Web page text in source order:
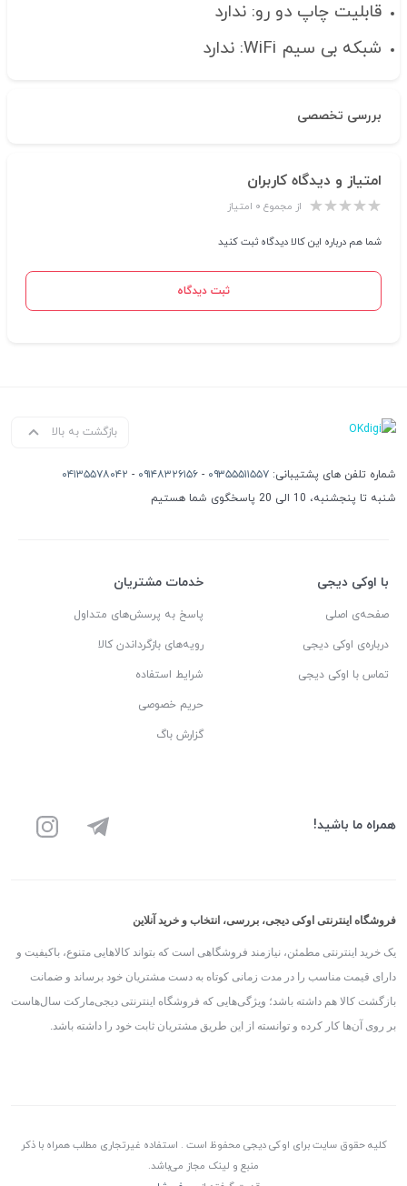
قابلیت چاپ دو رو: ندارد
شبکه بی سیم WiFi: ندارد
بررسی تخصصی
امتیاز و دیدگاه کاربران
از مجموع ۰ امتیاز
شما هم درباره این کالا دیدگاه ثبت کنید
ثبت دیدگاه
بازگشت به بالا
شماره تلفن های پشتیبانی: ۰۹۳۵۵۵۱۱۵۵۷ - ۰۹۱۴۸۳۲۶۱۵۶ - ۰۴۱۳۵۵۷۸۰۴۲
شنبه تا پنجشنبه، 10 الی 20 پاسخگوی شما هستیم
با اوکی دیجی
صفحه‌ی اصلی
درباره‌ی اوکی دیجی
تماس با اوکی دیجی
خدمات مشتریان
پاسخ به پرسش‌های متداول
رویه‌های بازگرداندن کالا
شرایط استفاده
حریم خصوصی
گزارش باگ
همراه ما باشید!
فروشگاه اینترنتی اوکی دیجی، بررسی، انتخاب و خرید آنلاین
یک خرید اینترنتی مطمئن، نیازمند فروشگاهی است که بتواند کالاهایی متنوع، باکیفیت و
دارای قیمت مناسب را در مدت زمانی کوتاه به دست مشتریان خود برساند و ضمانت
بازگشت کالا هم داشته باشد؛ ویژگی‌هایی که فروشگاه اینترنتی دیجی‌مارکت سال‌هاست
بر روی آن‌ها کار کرده و توانسته از این طریق مشتریان ثابت خود را داشته باشد.
کلیه حقوق سایت برای اوکی دیجی محفوظ است . استفاده غیرتجاری مطلب همراه با ذکر
منبع و لینک مجاز می‌باشد.